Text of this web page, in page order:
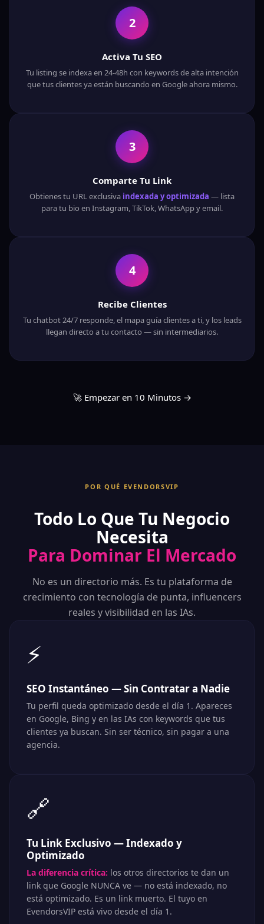
🧠
2
Activa Tu SEO
Tu listing se indexa en 24-48h con keywords de alta intención
que tus clientes ya están buscando en Google ahora mismo.
3
Comparte Tu Link
Obtienes tu URL exclusiva indexada y optimizada — lista
para tu bio en Instagram, TikTok, WhatsApp y email.
4
Recibe Clientes
Tu chatbot 24/7 responde, el mapa guía clientes a ti, y los leads
llegan directo a tu contacto — sin intermediarios.
🚀 Empezar en 10 Minutos →
POR QUÉ EVENDORSVIP
Todo Lo Que Tu Negocio
Necesita
Para Dominar El Mercado
No es un directorio más. Es tu plataforma de
crecimiento con tecnología de punta, influencers
reales y visibilidad en las IAs.
⚡
SEO Instantáneo — Sin Contratar a Nadie
Tu perfil queda optimizado desde el día 1. Apareces
en Google, Bing y en las IAs con keywords que tus
clientes ya buscan. Sin ser técnico, sin pagar a una
agencia.
🔗
Tu Link Exclusivo — Indexado y
Optimizado
La diferencia crítica: los otros directorios te dan un
link que Google NUNCA ve — no está indexado, no
está optimizado. Es un link muerto. El tuyo en
EvendorsVIP está vivo desde el día 1.